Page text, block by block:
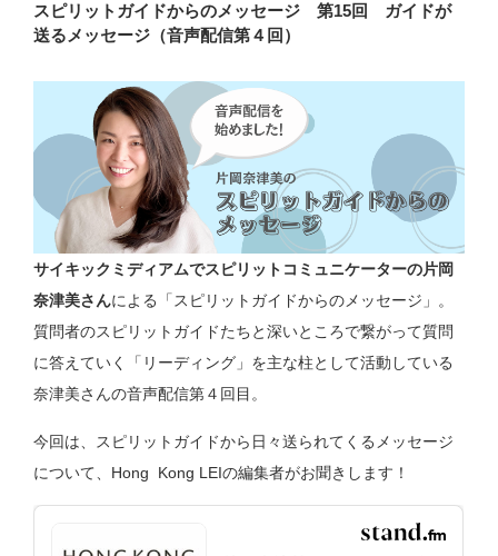
スピリットガイドからのメッセージ 第15回 ガイドが
送るメッセージ（音声配信第４回）
サイキックミディアムでスピリットコミュニケーターの片岡
奈津美さんによる「スピリットガイドからのメッセージ」。
質問者のスピリットガイドたちと深いところで繋がって質問
に答えていく「リーディング」を主な柱として活動している
奈津美さんの音声配信第４回目。
今回は、スピリットガイドから日々送られてくるメッセージ
について、Hong Kong LEIの編集者がお聞きします！